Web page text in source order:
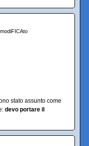
modiFICAto
stato assunto come
devo portare il